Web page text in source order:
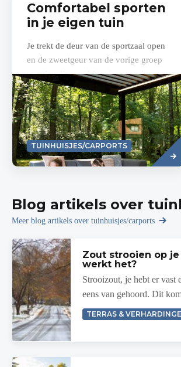
Comfortabel sporten
in je eigen tuin
Je trekt de deur van de sportzaal open
en de zweetgeur van de vorige groep
sportievelingen dringt je neus al
binnen. Tegelijk voel je je motivatie
en...
TUINHUISJES/CARPORTS
Read
more
Blog artikels over
Meer blog artikels over tuinhuisjes/carports
Zout strooien op je
werkt het?
Strooizout, je hebt er vast
eens van gehoord. Dit
TERRAS &